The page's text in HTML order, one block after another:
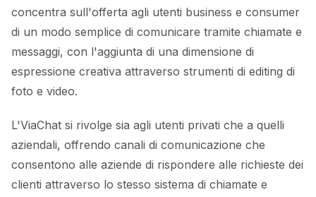
concentra sull'offerta agli utenti business e consumer
di un modo semplice di comunicare tramite chiamate e
messaggi, con l'aggiunta di una dimensione di
espressione creativa attraverso strumenti di editing di
foto e video.
L'ViaChat si rivolge sia agli utenti privati che a quelli
aziendali, offrendo canali di comunicazione che
consentono alle aziende di rispondere alle richieste dei
clienti attraverso lo stesso sistema di chiamate e